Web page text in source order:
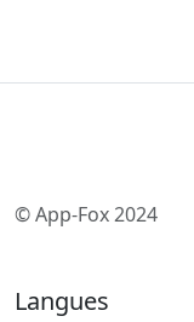
© App-Fox 2024
Langues